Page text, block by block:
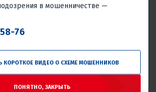
Воздушное
В 1 КЛИК
в мошенничестве —
76
КОРОТКОЕ ВИДЕО О СХЕМЕ МОШЕННИКОВ
ПОНЯТНО, ЗАКРЫТЬ